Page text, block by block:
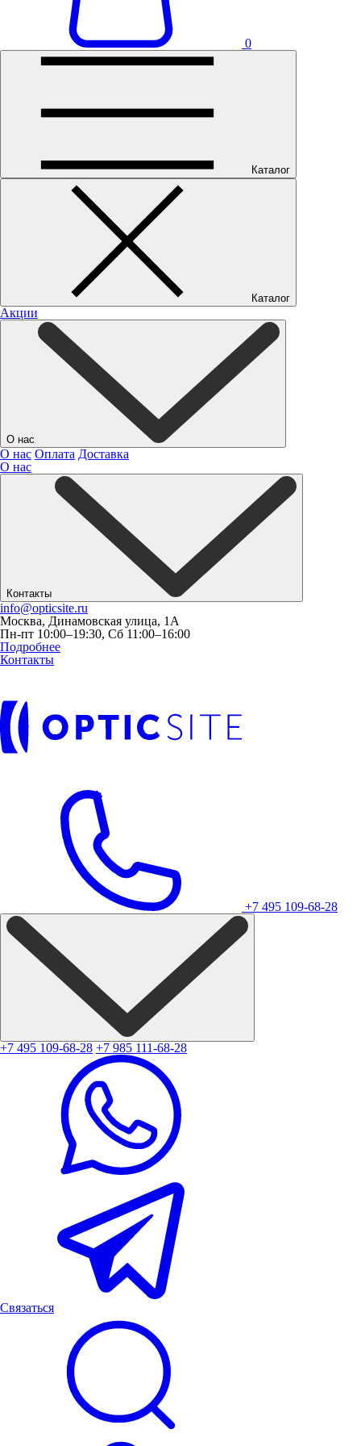
0
Каталог
Каталог
Акции
О нас
О нас Оплата Доставка
О нас
Контакты
info@opticsite.ru
Москва, Динамовская улица, 1А
Пн-пт 10:00–19:30, Сб 11:00–16:00
Подробнее
Контакты
+7 495 109-68-28
+7 495 109-68-28 +7 985 111-68-28
Связаться